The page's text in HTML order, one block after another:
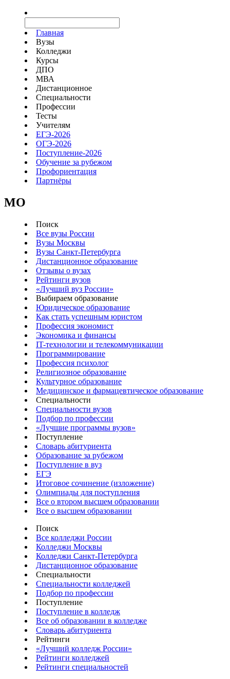
Главная
Вузы
Колледжи
Курсы
ДПО
МВА
Дистанционное
Специальности
Профессии
Тесты
Учителям
ЕГЭ-2026
ОГЭ-2026
Поступление-2026
Обучение за рубежом
Профориентация
Партнёры
MO
Поиск
Все вузы России
Вузы Москвы
Вузы Санкт-Петербурга
Дистанционное образование
Отзывы о вузах
Рейтинги вузов
«Лучший вуз России»
Выбираем образование
Юридическое образование
Как стать успешным юристом
Профессия экономист
Экономика и финансы
IT-технологии и телекоммуникации
Программирование
Профессия психолог
Религиозное образование
Культурное образование
Медицинское и фармацевтическое образование
Специальности
Специальности вузов
Подбор по профессии
«Лучшие программы вузов»
Поступление
Словарь абитуриента
Образование за рубежом
Поступление в вуз
ЕГЭ
Итоговое сочинение (изложение)
Олимпиады для поступления
Все о втором высшем образовании
Все о высшем образовании
Поиск
Все колледжи России
Колледжи Москвы
Колледжи Санкт-Петербурга
Дистанционное образование
Специальности
Специальности колледжей
Подбор по профессии
Поступление
Поступление в колледж
Все об образовании в колледже
Словарь абитуриента
Рейтинги
«Лучший колледж России»
Рейтинги колледжей
Рейтинги специальностей